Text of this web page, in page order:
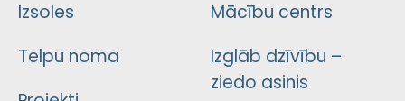
Izsoles
Telpu noma
Mācību centrs
Izglāb dzīvību –
ziedo asinis